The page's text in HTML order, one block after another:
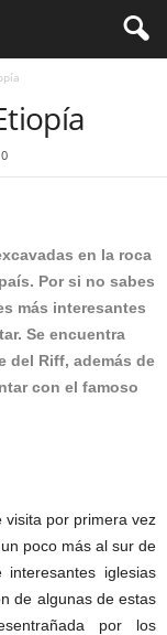
0
en la roca
Por si no sabes
más interesantes
Se encuentra
del Riff, además de
con el famoso
visita por primera vez
poco más al sur de
iglesias
de algunas de estas
por los